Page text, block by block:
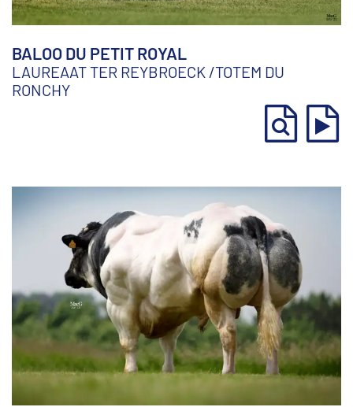
BALOO DU PETIT ROYAL
LAUREAAT TER REYBROECK /TOTEM DU
RONCHY